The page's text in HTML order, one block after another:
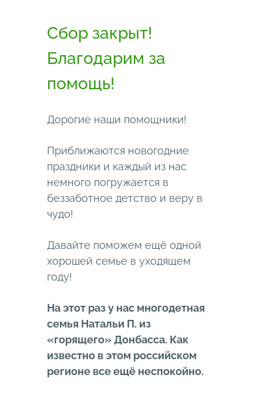
Сбор закрыт!
Благодарим за
помощь!
Дорогие наши помощники!
Приближаются новогодние
праздники и каждый из нас
немного погружается в
беззаботное детство и веру в
чудо!
Давайте поможем ещё одной
хорошей семье в уходящем
году!
На этот раз у нас многодетная
семья Натальи П. из
«горящего» Донбасса. Как
известно в этом российском
регионе все ещё неспокойно.